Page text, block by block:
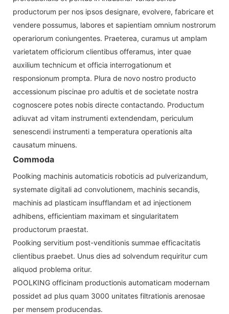
productorum per nos ipsos designare, evolvere, fabricare et
vendere possumus, labores et sapientiam omnium nostrorum
operariorum coniungentes. Praeterea, curamus ut amplam
varietatem officiorum clientibus offeramus, inter quae
auxilium technicum et officia interrogationum et
responsionum prompta. Plura de novo nostro producto
accessionum piscinae pro adultis et de societate nostra
cognoscere potes nobis directe contactando. Productum
adiuvat ad vitam instrumenti extendendam, periculum
senescendi instrumenti a temperatura operationis alta
causatum minuens.
Commoda
Poolking machinis automaticis roboticis ad pulverizandum,
systemate digitali ad convolutionem, machinis secandis,
machinis ad plasticam insufflandam et ad injectionem
adhibens, efficientiam maximam et singularitatem
productorum praestat.
Poolking servitium post-venditionis summae efficacitatis
clientibus praebet. Unus dies ad solvendum requiritur cum
aliquod problema oritur.
POOLKING officinam productionis automaticam modernam
possidet ad plus quam 3000 unitates filtrationis arenosae
per mensem producendas.